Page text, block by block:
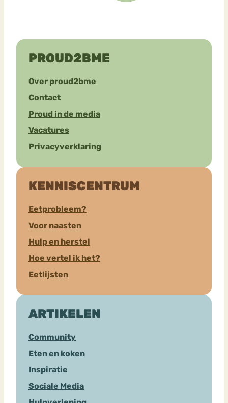
PROUD2BME
Over proud2bme
Contact
Proud in de media
Vacatures
Privacyverklaring
KENNISCENTRUM
Eetprobleem?
Voor naasten
Hulp en herstel
Hoe vertel ik het?
Eetlijsten
ARTIKELEN
Community
Eten en koken
Inspiratie
Sociale Media